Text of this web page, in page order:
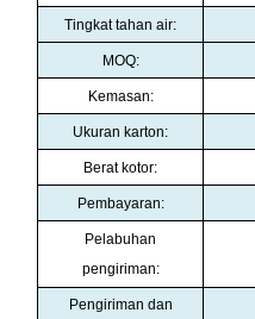
Tingkat tahan air:
MOQ:
Kemasan:
Ukuran karton:
Berat kotor:
Pembayaran:
Pelabuhan
pengiriman:
Pengiriman dan